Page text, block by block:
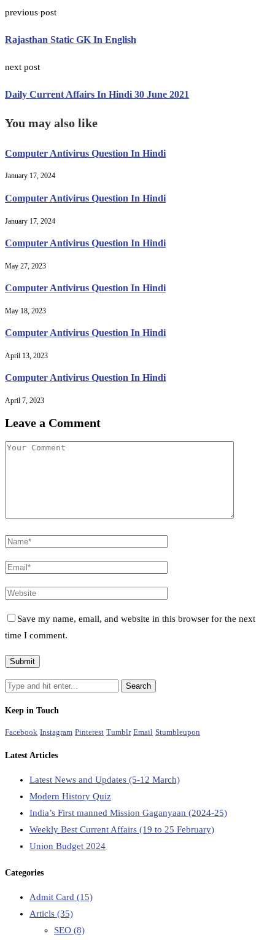
previous post
Rajasthan Static GK In English
next post
Daily Current Affairs In Hindi 30 June 2021
You may also like
Computer Antivirus Question In Hindi
January 17, 2024
Computer Antivirus Question In Hindi
January 17, 2024
Computer Antivirus Question In Hindi
May 27, 2023
Computer Antivirus Question In Hindi
May 18, 2023
Computer Antivirus Question In Hindi
April 13, 2023
Computer Antivirus Question In Hindi
April 7, 2023
Leave a Comment
Save my name, email, and website in this browser for the next
time I comment.
Keep in Touch
Facebook Instagram Pinterest Tumblr Email Stumbleupon
Latest Articles
Latest News and Updates (5-12 March)
Modern History Quiz
India’s First manned Mission Gaganyaan (2024-25)
Weekly Best Current Affairs (19 to 25 February)
Union Budget 2024
Categories
Admit Card (15)
Articls (35)
SEO (8)